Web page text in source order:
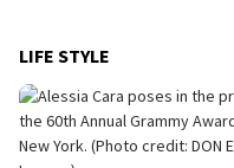
LIFE STYLE